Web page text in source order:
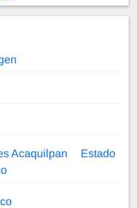
Acaquilpan
Estado